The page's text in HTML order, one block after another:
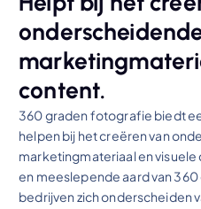
content.
360 graden fotografie biedt
helpen bij het creëren van
marketingmateriaal en
en meeslepende aard van
bedrijven zich onderscheiden